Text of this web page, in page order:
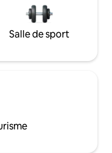
Salle de sport